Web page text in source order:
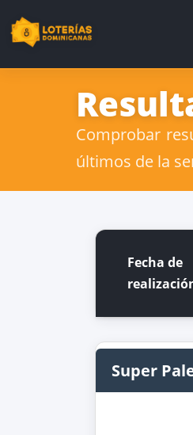
Comprobar
últimos de la
Fecha de
Super